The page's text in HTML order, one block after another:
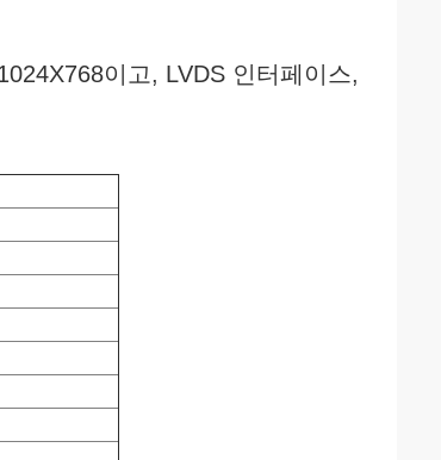
이고, LVDS 인터페이스,